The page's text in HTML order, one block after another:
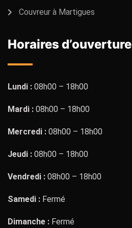
Couvreur à Martigues
Horaires d’ouverture
Lundi : 08h00 – 18h00
Mardi : 08h00 – 18h00
Mercredi : 08h00 – 18h00
Jeudi : 08h00 – 18h00
Vendredi : 08h00 – 18h00
Samedi : Fermé
Dimanche : Fermé